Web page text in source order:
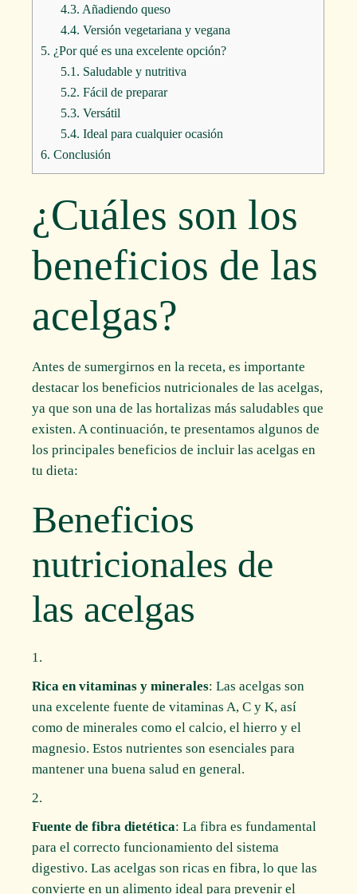
4.3. Añadiendo queso
4.4. Versión vegetariana y vegana
5. ¿Por qué es una excelente opción?
5.1. Saludable y nutritiva
5.2. Fácil de preparar
5.3. Versátil
5.4. Ideal para cualquier ocasión
6. Conclusión
¿Cuáles son los
beneficios de las
acelgas?
Antes de sumergirnos en la receta, es importante
destacar los beneficios nutricionales de las acelgas,
ya que son una de las hortalizas más saludables que
existen. A continuación, te presentamos algunos de
los principales beneficios de incluir las acelgas en
tu dieta:
Beneficios
nutricionales de
las acelgas
Rica en vitaminas y minerales: Las acelgas son
una excelente fuente de vitaminas A, C y K, así
como de minerales como el calcio, el hierro y el
magnesio. Estos nutrientes son esenciales para
mantener una buena salud en general.
Fuente de fibra dietética: La fibra es fundamental
para el correcto funcionamiento del sistema
digestivo. Las acelgas son ricas en fibra, lo que las
convierte en un alimento ideal para prevenir el